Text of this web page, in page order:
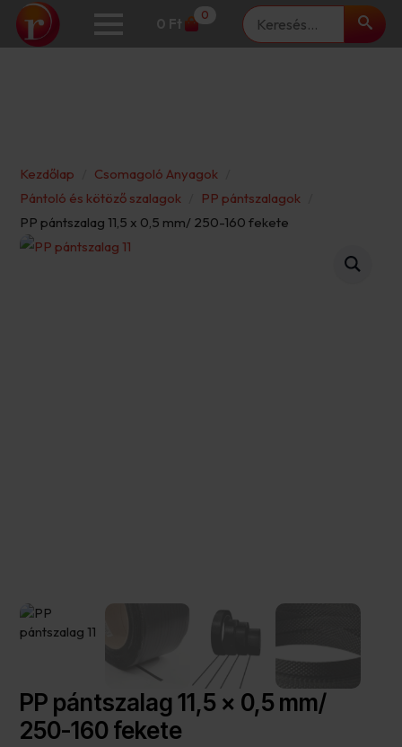
0 Ft
0 Keresés
Kezdőlap
Csomagoló Anyagok
Pántoló és kötöző szalagok
PP pántszalagok
PP pántszalag 11,5 x 0,5 mm/ 250-160 fekete
PP pántszalag 11,5 x 0,5 mm/
250-160 fekete